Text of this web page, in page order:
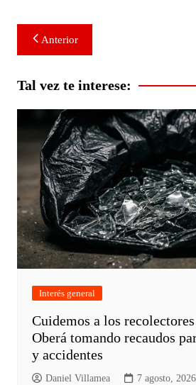
Navegación
de
entradas
Anterior
Tal vez te interese:
Interés general
Cuidemos a los
Oberá tomando recaudos
y accidentes
Daniel Villamea 7 agosto, 2026